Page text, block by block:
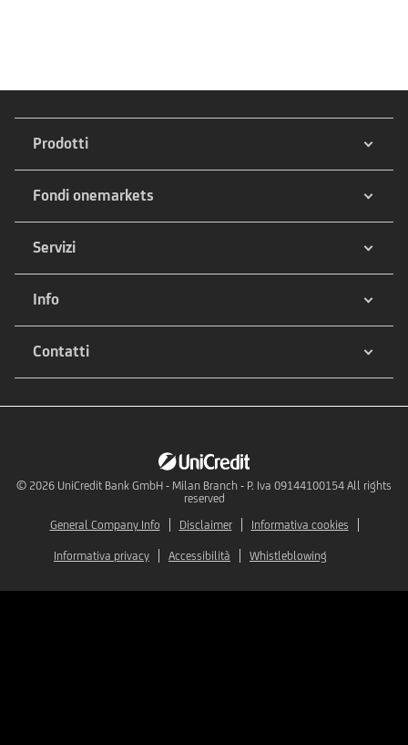
Prodotti
Fondi onemarkets
Servizi
Info
Contatti
© 2026 UniCredit Bank GmbH - Milan Branch - P. Iva 09144100154 All rights
reserved
General Company Info
Disclaimer Informativa cookies
Informativa privacy Accessibilità Whistleblowing